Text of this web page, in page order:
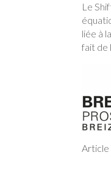
Le
liée à
fait de
Article